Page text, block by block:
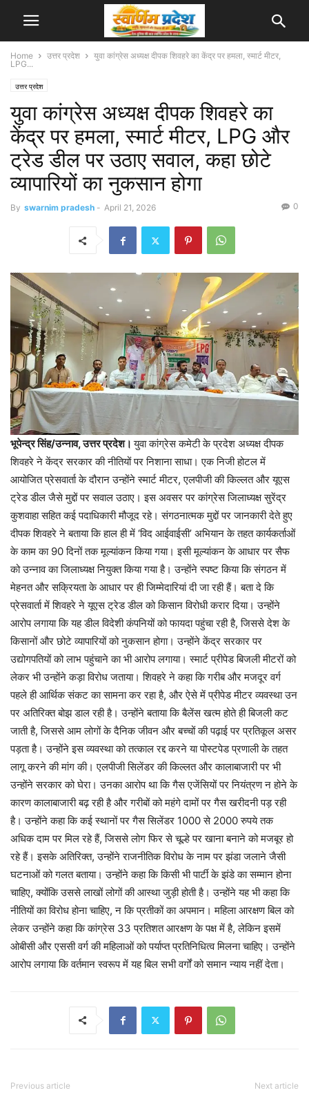
Home उत्तर प्रदेश
युवा कांग्रेस अध्यक्ष दीपक शिवहरे का केंद्र पर हमला, स्मार्ट मीटर,
LPG...
उत्तर प्रदेश
युवा कांग्रेस अध्यक्ष दीपक शिवहरे का
केंद्र पर हमला, स्मार्ट मीटर, LPG और
ट्रेड डील पर उठाए सवाल, कहा छोटे
व्यापारियों का नुकसान होगा
By swarnim pradesh - April 21, 2026 0
भूपेन्द्र सिंह/उन्नाव, उत्तर प्रदेश।युवा कांग्रेस कमेटी के प्रदेश अध्यक्ष दीपक
शिवहरे ने केंद्र सरकार की नीतियों पर निशाना साधा। एक निजी होटल में
आयोजित प्रेसवार्ता के दौरान उन्होंने स्मार्ट मीटर, एलपीजी की किल्लत और यूएस
ट्रेड डील जैसे मुद्दों पर सवाल उठाए। इस अवसर पर कांग्रेस जिलाध्यक्ष सुरेंद्र
कुशवाहा सहित कई पदाधिकारी मौजूद रहे। संगठनात्मक मुद्दों पर जानकारी देते हुए
दीपक शिवहरे ने बताया कि हाल ही में ‘विद आईवाईसी’ अभियान के तहत कार्यकर्ताओं
के काम का 90 दिनों तक मूल्यांकन किया गया। इसी मूल्यांकन के आधार पर सैफ
को उन्नाव का जिलाध्यक्ष नियुक्त किया गया है। उन्होंने स्पष्ट किया कि संगठन में
मेहनत और सक्रियता के आधार पर ही जिम्मेदारियां दी जा रही हैं। बता दे कि
प्रेसवार्ता में शिवहरे ने यूएस ट्रेड डील को किसान विरोधी करार दिया। उन्होंने
आरोप लगाया कि यह डील विदेशी कंपनियों को फायदा पहुंचा रही है, जिससे देश के
किसानों और छोटे व्यापारियों को नुकसान होगा। उन्होंने केंद्र सरकार पर
उद्योगपतियों को लाभ पहुंचाने का भी आरोप लगाया। स्मार्ट प्रीपेड बिजली मीटरों को
लेकर भी उन्होंने कड़ा विरोध जताया। शिवहरे ने कहा कि गरीब और मजदूर वर्ग
पहले ही आर्थिक संकट का सामना कर रहा है, और ऐसे में प्रीपेड मीटर व्यवस्था उन
पर अतिरिक्त बोझ डाल रही है। उन्होंने बताया कि बैलेंस खत्म होते ही बिजली कट
जाती है, जिससे आम लोगों के दैनिक जीवन और बच्चों की पढ़ाई पर प्रतिकूल असर
पड़ता है। उन्होंने इस व्यवस्था को तत्काल रद्द करने या पोस्टपेड प्रणाली के तहत
लागू करने की मांग की। एलपीजी सिलेंडर की किल्लत और कालाबाजारी पर भी
उन्होंने सरकार को घेरा। उनका आरोप था कि गैस एजेंसियों पर नियंत्रण न होने के
कारण कालाबाजारी बढ़ रही है और गरीबों को महंगे दामों पर गैस खरीदनी पड़ रही
है। उन्होंने कहा कि कई स्थानों पर गैस सिलेंडर 1000 से 2000 रुपये तक
अधिक दाम पर मिल रहे हैं, जिससे लोग फिर से चूल्हे पर खाना बनाने को मजबूर हो
रहे हैं। इसके अतिरिक्त, उन्होंने राजनीतिक विरोध के नाम पर झंडा जलाने जैसी
घटनाओं को गलत बताया। उन्होंने कहा कि किसी भी पार्टी के झंडे का सम्मान होना
चाहिए, क्योंकि उससे लाखों लोगों की आस्था जुड़ी होती है। उन्होंने यह भी कहा कि
नीतियों का विरोध होना चाहिए, न कि प्रतीकों का अपमान। महिला आरक्षण बिल को
लेकर उन्होंने कहा कि कांग्रेस 33 प्रतिशत आरक्षण के पक्ष में है, लेकिन इसमें
ओबीसी और एससी वर्ग की महिलाओं को पर्याप्त प्रतिनिधित्व मिलना चाहिए। उन्होंने
आरोप लगाया कि वर्तमान स्वरूप में यह बिल सभी वर्गों को समान न्याय नहीं देता।
Previous article Next article